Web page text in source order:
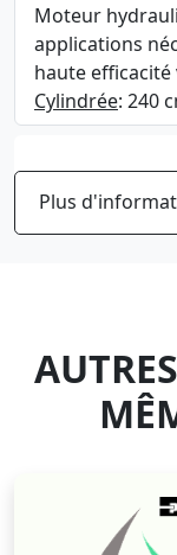
Moteur
applications
haute
Cylindrée: 240
Plus